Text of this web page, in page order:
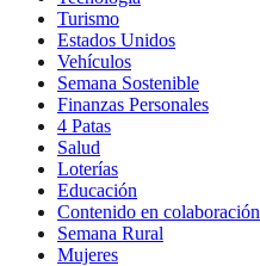
Turismo
Estados Unidos
Vehículos
Semana Sostenible
Finanzas Personales
4 Patas
Salud
Loterías
Educación
Contenido en colaboración
Semana Rural
Mujeres